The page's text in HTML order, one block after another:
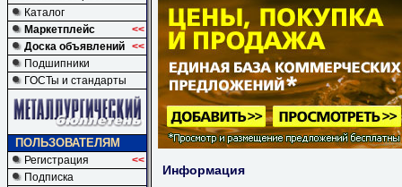
Каталог
Маркетплейс
<<
Доска объявлений <<
Подшипники
ГОСТы и стандарты
ПОЛЬЗОВАТЕЛЯМ
Регистрация
<<
Подписка
Информация